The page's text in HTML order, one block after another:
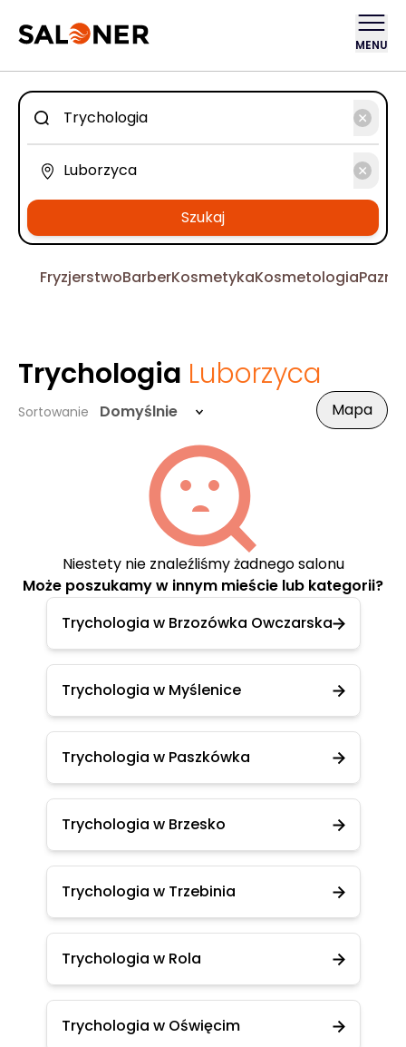
MENU
Szukaj
FryzjerstwoBarberKosmetykaKosmetologia
Trychologia Luborzyca
Sortowanie Domyślnie Mapa
Niestety nie znaleźliśmy żadnego salonu
Może poszukamy w innym mieście lub kategorii?
Trychologia w Brzozówka Owczarska
Trychologia w Myślenice
Trychologia w Paszkówka
Trychologia w Brzesko
Trychologia w Trzebinia
Trychologia w Rola
Trychologia w Oświęcim